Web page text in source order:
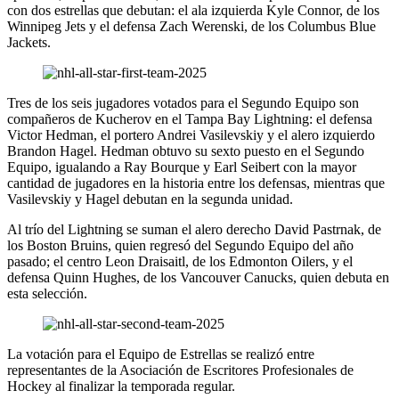
con dos estrellas que debutan: el ala izquierda Kyle Connor, de los
Winnipeg Jets y el defensa Zach Werenski, de los Columbus Blue
Jackets.
Tres de los seis jugadores votados para el Segundo Equipo son
compañeros de Kucherov en el Tampa Bay Lightning: el defensa
Victor Hedman, el portero Andrei Vasilevskiy y el alero izquierdo
Brandon Hagel. Hedman obtuvo su sexto puesto en el Segundo
Equipo, igualando a Ray Bourque y Earl Seibert con la mayor
cantidad de jugadores en la historia entre los defensas, mientras que
Vasilevskiy y Hagel debutan en la segunda unidad.
Al trío del Lightning se suman el alero derecho David Pastrnak, de
los Boston Bruins, quien regresó del Segundo Equipo del año
pasado; el centro Leon Draisaitl, de los Edmonton Oilers, y el
defensa Quinn Hughes, de los Vancouver Canucks, quien debuta en
esta selección.
La votación para el Equipo de Estrellas se realizó entre
representantes de la Asociación de Escritores Profesionales de
Hockey al finalizar la temporada regular.